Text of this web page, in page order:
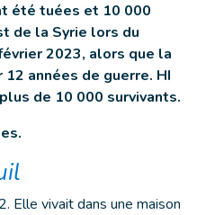
été tuées et 10 000
de la Syrie lors du
2023, alors que la
années de guerre. HI
de 10 000 survivants.
Elle vivait dans une maison